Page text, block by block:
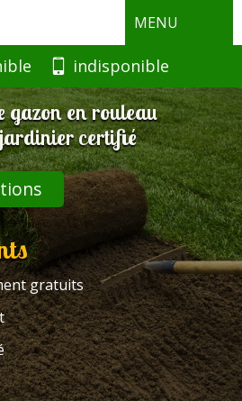
MENU
indisponible
gazon en rouleau
certifié
gratuits